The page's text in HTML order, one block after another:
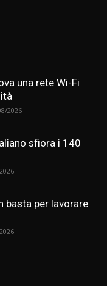
una rete Wi-Fi
2026
sfiora i 140
basta per lavorare